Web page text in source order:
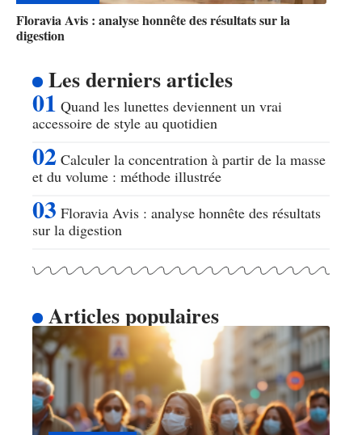
Floravia Avis : analyse honnête des résultats sur la
digestion
Les derniers articles
Quand les lunettes deviennent un vrai
accessoire de style au quotidien
Calculer la concentration à partir de la masse
et du volume : méthode illustrée
Floravia Avis : analyse honnête des résultats
sur la digestion
Articles populaires